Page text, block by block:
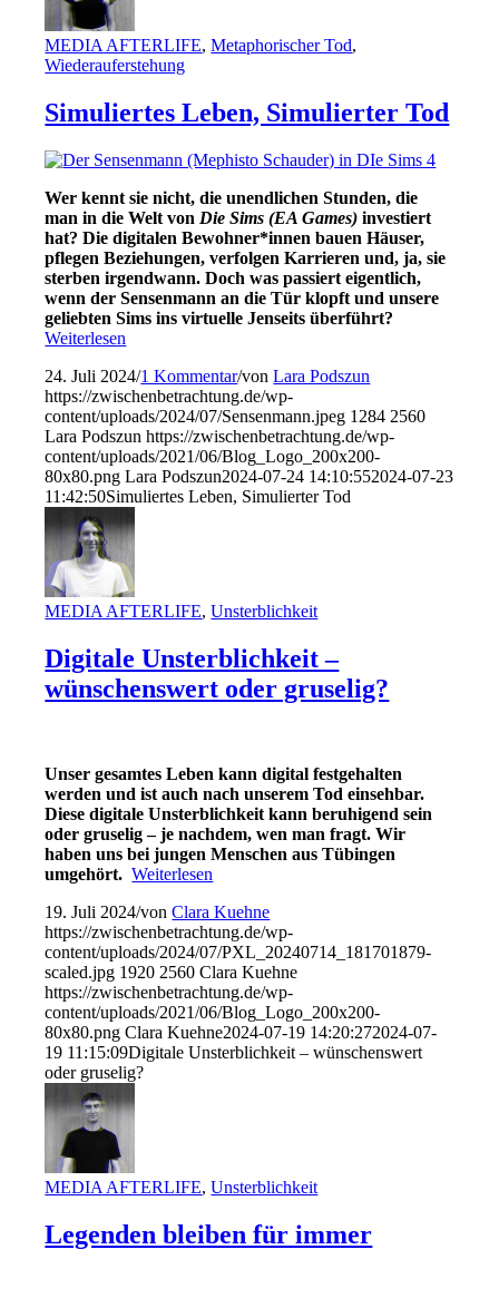
MEDIA AFTERLIFE,Metaphorischer Tod,
Wiederauferstehung
Simuliertes Leben, Simulierter Tod
Wer kennt sie nicht, die unendlichen Stunden, die
man in die Welt von Die Sims (EA Games) investiert
hat? Die digitalen Bewohner*innen bauen Häuser,
pflegen Beziehungen, verfolgen Karrieren und, ja, sie
sterben irgendwann. Doch was passiert eigentlich,
wenn der Sensenmann an die Tür klopft und unsere
geliebten Sims ins virtuelle Jenseits überführt?
Weiterlesen
24. Juli 2024/1 Kommentar/vonLara Podszun
https://zwischenbetrachtung.de/wp-
content/uploads/2024/07/Sensenmann.jpeg 1284 2560
Lara Podszun https://zwischenbetrachtung.de/wp-
content/uploads/2021/06/Blog_Logo_200x200-
80x80.png Lara Podszun2024-07-24 14:10:552024-07-23
11:42:50Simuliertes Leben, Simulierter Tod
MEDIA AFTERLIFE,Unsterblichkeit
Digitale Unsterblichkeit –
wünschenswert oder gruselig?
Unser gesamtes Leben kann digital festgehalten
werden und ist auch nach unserem Tod einsehbar.
Diese digitale Unsterblichkeit kann beruhigend sein
oder gruselig – je nachdem, wen man fragt. Wir
haben uns bei jungen Menschen aus Tübingen
umgehört. Weiterlesen
19. Juli 2024/vonClara Kuehne
https://zwischenbetrachtung.de/wp-
content/uploads/2024/07/PXL_20240714_181701879-
scaled.jpg 1920 2560 Clara Kuehne
https://zwischenbetrachtung.de/wp-
content/uploads/2021/06/Blog_Logo_200x200-
80x80.png Clara Kuehne2024-07-19 14:20:272024-07-
19 11:15:09Digitale Unsterblichkeit – wünschenswert
oder gruselig?
MEDIA AFTERLIFE,Unsterblichkeit
Legenden bleiben für immer